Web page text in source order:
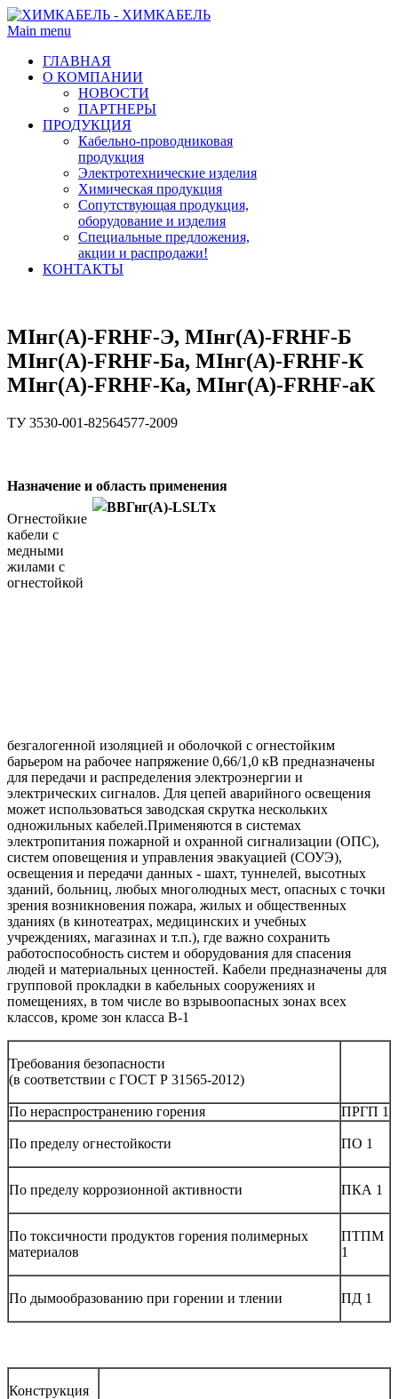
Main menu
ГЛАВНАЯ
О КОМПАНИИ
НОВОСТИ
ПАРТНЕРЫ
ПРОДУКЦИЯ
Кабельно-проводниковая
продукция
Электротехнические изделия
Химическая продукция
Сопутствующая продукция,
оборудование и изделия
Специальные предложения,
акции и распродажи!
КОНТАКТЫ
MIнг(А)-FRHF-Э, MIнг(А)-FRHF-Б
MIнг(А)-FRHF-Ба, MIнг(А)-FRHF-К
MIнг(А)-FRHF-Ка, MIнг(А)-FRHF-аК
ТУ 3530-001-82564577-2009
Назначение и область применения
Огнестойкие
кабели с
медными
жилами с
огнестойкой
безгалогенной изоляцией и оболочкой с огнестойким
барьером на рабочее напряжение 0,66/1,0 кВ предназначены
для передачи и распределения электроэнергии и
электрических сигналов. Для цепей аварийного освещения
может использоваться заводская скрутка нескольких
одножильных кабелей.Применяются в системах
электропитания пожарной и охранной сигнализации (ОПС),
систем оповещения и управления эвакуацией (СОУЭ),
освещения и передачи данных - шахт, туннелей, высотных
зданий, больниц, любых многолюдных мест, опасных с точки
зрения возникновения пожара, жилых и общественных
зданиях (в кинотеатрах, медицинских и учебных
учреждениях, магазинах и т.п.), где важно сохранить
работоспособность систем и оборудования для спасения
людей и материальных ценностей. Кабели предназначены для
групповой прокладки в кабельных сооружениях и
помещениях, в том числе во взрывоопасных зонах всех
классов, кроме зон класса В-1
Требования безопасности
(в соответствии с ГОСТ Р 31565-2012)
По нераспространению горения ПРГП 1
По пределу огнестойкости ПО 1
По пределу коррозионной активности ПКА 1
По токсичности продуктов горения полимерных
материалов
ПТПМ
1
По дымообразованию при горении и тлении ПД 1
Конструкция